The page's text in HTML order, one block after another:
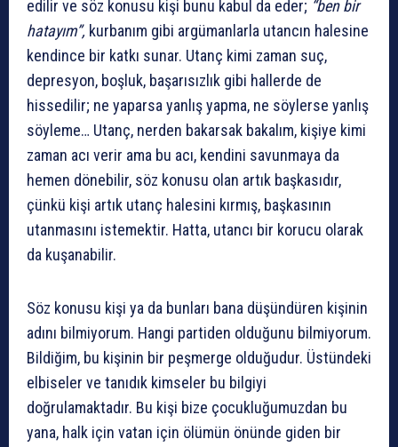
edilir ve söz konusu kişi bunu kabul da eder; “ben bir
hatayım”, kurbanım gibi argümanlarla utancın halesine
kendince bir katkı sunar. Utanç kimi zaman suç,
depresyon, boşluk, başarısızlık gibi hallerde de
hissedilir; ne yaparsa yanlış yapma, ne söylerse yanlış
söyleme… Utanç, nerden bakarsak bakalım, kişiye kimi
zaman acı verir ama bu acı, kendini savunmaya da
hemen dönebilir, söz konusu olan artık başkasıdır,
çünkü kişi artık utanç halesini kırmış, başkasının
utanmasını istemektir. Hatta, utancı bir korucu olarak
da kuşanabilir.
Söz konusu kişi ya da bunları bana düşündüren kişinin
adını bilmiyorum. Hangi partiden olduğunu bilmiyorum.
Bildiğim, bu kişinin bir peşmerge olduğudur. Üstündeki
elbiseler ve tanıdık kimseler bu bilgiyi
doğrulamaktadır. Bu kişi bize çocukluğumuzdan bu
yana, halk için vatan için ölümün önünde giden bir